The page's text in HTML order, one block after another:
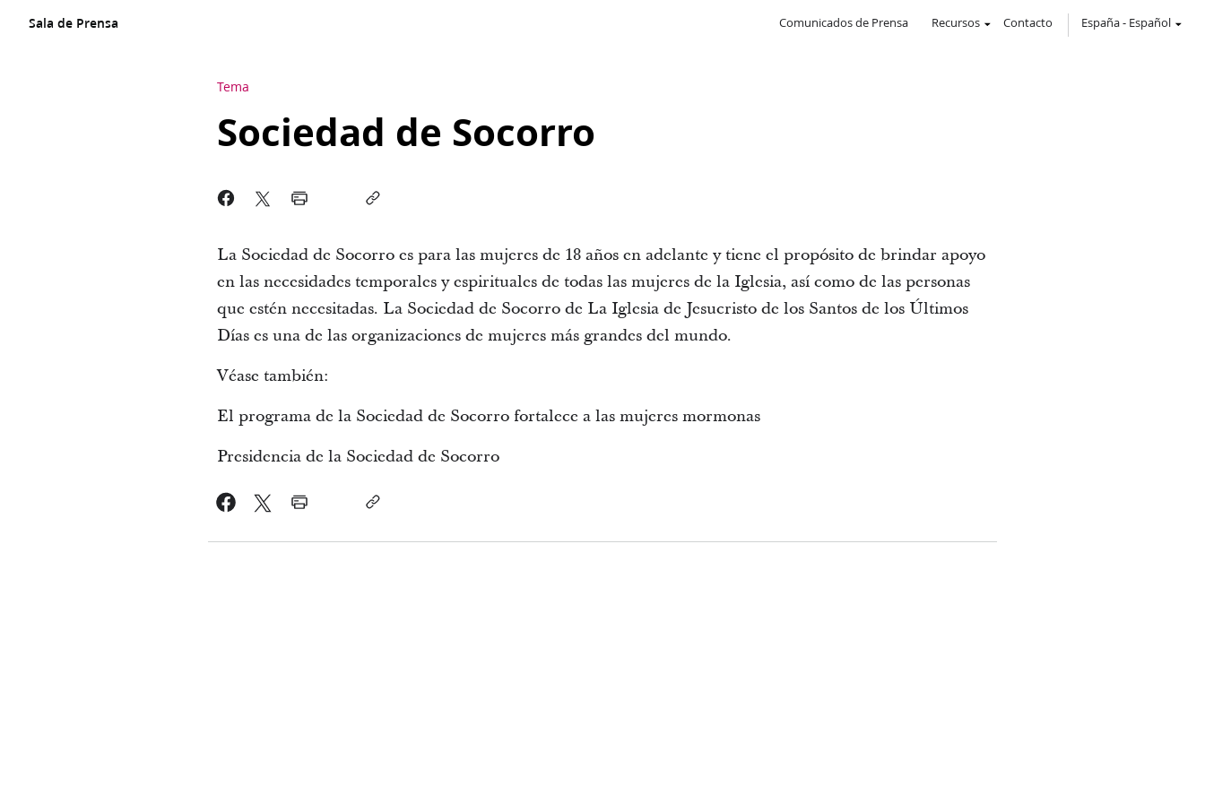
Sala de Prensa Comunicados de Prensa Recursos Contacto España- Español
Tema
Sociedad de Socorro
La Sociedad de Socorro es para las mujeres de 18 años en adelante y tiene el propósito de brindar apoyo
en las necesidades temporales y espirituales de todas las mujeres de la Iglesia, así como de las personas
que estén necesitadas. La Sociedad de Socorro de La Iglesia de Jesucristo de los Santos de los Últimos
Días es una de las organizaciones de mujeres más grandes del mundo.
Véase también:
El programa de la Sociedad de Socorro fortalece a las mujeres mormonas
Presidencia de la Sociedad de Socorro